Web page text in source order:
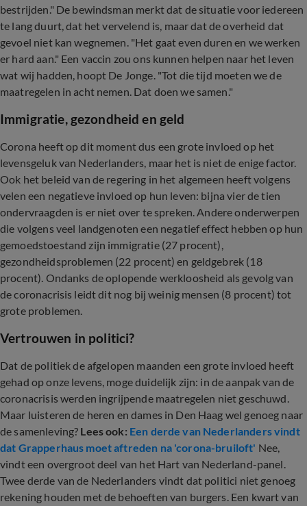
bestrijden." De bewindsman merkt dat de situatie voor iedereen
te lang duurt, dat het vervelend is, maar dat de overheid dat
gevoel niet kan wegnemen. "Het gaat even duren en we werken
er hard aan." Een vaccin zou ons kunnen helpen naar het leven
wat wij hadden, hoopt De Jonge. "Tot die tijd moeten we de
maatregelen in acht nemen. Dat doen we samen."
Immigratie, gezondheid en geld
Corona heeft op dit moment dus een grote invloed op het
levensgeluk van Nederlanders, maar het is niet de enige factor.
Ook het beleid van de regering in het algemeen heeft volgens
velen een negatieve invloed op hun leven: bijna vier de tien
ondervraagden is er niet over te spreken. Andere onderwerpen
die volgens veel landgenoten een negatief effect hebben op hun
gemoedstoestand zijn immigratie (27 procent),
gezondheidsproblemen (22 procent) en geldgebrek (18
procent). Ondanks de oplopende werkloosheid als gevolg van
de coronacrisis leidt dit nog bij weinig mensen (8 procent) tot
grote problemen.
Vertrouwen in politici?
Dat de politiek de afgelopen maanden een grote invloed heeft
gehad op onze levens, moge duidelijk zijn: in de aanpak van de
coronacrisis werden ingrijpende maatregelen niet geschuwd.
Maar luisteren de heren en dames in Den Haag wel genoeg naar
de samenleving? Lees ook: Een derde van Nederlanders vindt
dat Grapperhaus moet aftreden na 'corona-bruiloft' Nee,
vindt een overgroot deel van het Hart van Nederland-panel.
Twee derde van de Nederlanders vindt dat politici niet genoeg
rekening houden met de behoeften van burgers. Een kwart van